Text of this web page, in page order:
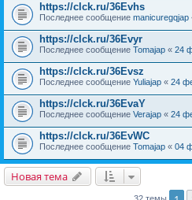
https://clck.ru/36Evhs
Последнее сообщение manicuregqjap
https://clck.ru/36Evyr
Последнее сообщение Tomajap « 24
https://clck.ru/36Evsz
Последнее сообщение Yuliajap « 24
https://clck.ru/36EvaY
Последнее сообщение Verajap « 24
https://clck.ru/36EvWC
Последнее сообщение Tomajap « 04
Новая тема